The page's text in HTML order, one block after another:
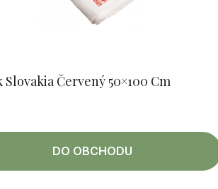
Červený 50×100 Cm
DO OBCHODU